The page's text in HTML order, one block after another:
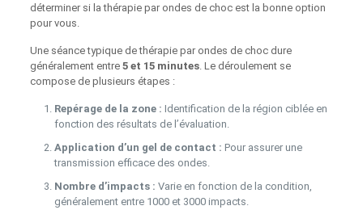
déterminer si la thérapie par ondes de choc est la bonne option
pour vous.
Une séance typique de thérapie par ondes de choc dure
généralement entre 5 et 15 minutes. Le déroulement se
compose de plusieurs étapes :
Repérage de la zone : Identification de la région ciblée en
fonction des résultats de l’évaluation.
Application d’un gel de contact : Pour assurer une
transmission efficace des ondes.
Nombre d’impacts : Varie en fonction de la condition,
généralement entre 1000 et 3000 impacts.